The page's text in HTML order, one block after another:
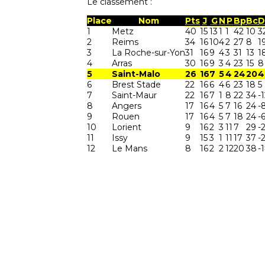
Place
Nom Pts J GN PBpBc
1
Metz 40 15131 1 42 10
2
Reims 34 161042 27 8
3
La Roche-sur-Yon31 169 43 31 13
4
Arras 30 169 3 4 23 15 8
5
Saint-Malo 26 167 54 24204
6
Brest Stade 22 166 46 23 18 5
7
Saint-Maur 22 167 1 8 22 34-
8
Angers 17 164 5 7 16 24-
9
Rouen 17 164 5 7 18 24-6
10
Lorient 9 162 3 11 7 29 -
11
Issy 9 153 1 11 17 37 -
12
Le Mans 8 162 21220 38-